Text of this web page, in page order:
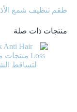
طقم تنظيف شمع
منتجات ذات صلة